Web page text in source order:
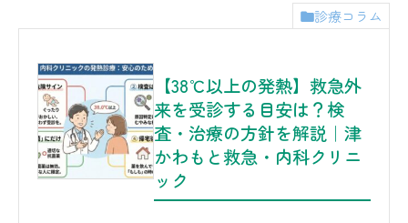
診療コラム
【38℃以上の発熱】救急外
来を受診する目安は？検
査・治療の方針を解説｜津
かわもと救急・内科クリニ
ック